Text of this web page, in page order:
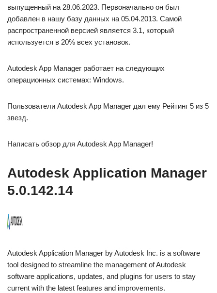
выпущенный на 28.06.2023. Первоначально он был
добавлен в нашу базу данных на 05.04.2013. Самой
распространенной версией является 3.1, который
используется в 20% всех установок.
Autodesk App Manager работает на следующих
операционных системах: Windows.
Пользователи Autodesk App Manager дал ему Рейтинг 5 из 5
звезд.
Написать обзор для Autodesk App Manager!
Autodesk Application Manager
5.0.142.14
Autodesk Application Manager by Autodesk Inc. is a software
tool designed to streamline the management of Autodesk
software applications, updates, and plugins for users to stay
current with the latest features and improvements.